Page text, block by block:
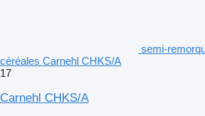
semi-
céréales Carnehl CHKS/A
17
Carnehl CHKS/A